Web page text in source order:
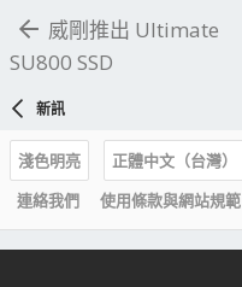
威剛推出 Ultimate
SU800 SSD
新訊
淺色明亮
正體中文（台灣）
連絡我們
使用條款與網站規範